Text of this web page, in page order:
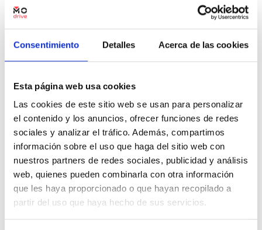
Consentimiento Detalles Acerca de las cookies
Esta página web usa cookies
Las cookies de este sitio web se usan para personalizar
el contenido y los anuncios, ofrecer funciones de redes
sociales y analizar el tráfico. Además, compartimos
información sobre el uso que haga del sitio web con
nuestros partners de redes sociales, publicidad y análisis
web, quienes pueden combinarla con otra información
que les haya proporcionado o que hayan recopilado a
partir del uso que haya hecho de sus servicios.
Baterías de diferentes capacidades
Existen dos capacidades de batería disponibles:58 kWh
para la versión Standard Range y81.4 kWhpara la Long
Range. La elección de la batería adecuada influirá tanto en
el coste como en la autonomía, así que considera cuántos
kilómetros sueles recorrer en un día típico. Determinar
cuáles son tus necesidades diarias te ayudará a tomar la